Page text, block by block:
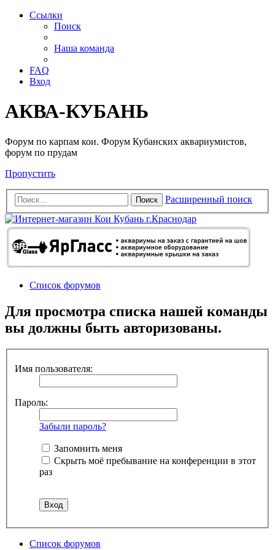
Ссылки
Поиск
Наша команда
FAQ
Вход
АКВА-КУБАНЬ
Форум по карпам кои. Форум Кубанских аквариумистов,
форум по прудам
Пропустить
Поиск Расширенный поиск
Список форумов
Для просмотра списка нашей команды
вы должны быть авторизованы.
Имя пользователя:
Пароль:
Забыли пароль?
Запомнить меня
Скрыть моё пребывание на конференции в этот
раз
Список форумов